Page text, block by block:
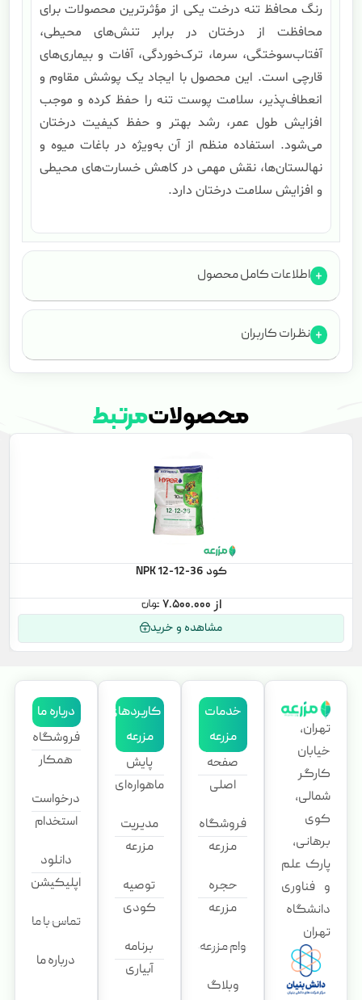
رنگ محافظ تنه درخت یکی از مؤثرترین محصولات برای
محافظت از درختان در برابر تنش‌های محیطی،
آفتاب‌سوختگی، سرما، ترک‌خوردگی، آفات و بیماری‌های
قارچی است. این محصول با ایجاد یک پوشش مقاوم و
انعطاف‌پذیر، سلامت پوست تنه را حفظ کرده و موجب
افزایش طول عمر، رشد بهتر و حفظ کیفیت درختان
می‌شود. استفاده منظم از آن به‌ویژه در باغات میوه و
نهالستان‌ها، نقش مهمی در کاهش خسارت‌های محیطی
و افزایش سلامت درختان دارد.
اطلاعات کامل محصول
نظرات کاربران
محصولاتمرتبط
کود NPK 12-12-36
۷.۵۰۰.۰۰۰
مشاهده و خرید
تهران،
خیابان
کارگر
شمالی،
کوی
برهانی،
پارک علم
و فناوری
دانشگاه
تهران
خدمات
مزرعه
صفحه
اصلی
فروشگاه
مزرعه
حجره
مزرعه
وام مزرعه
وبلاگ
کاربردهای
مزرعه
پایش
ماهواره‌ای
مدیریت
مزرعه
توصیه
کودی
برنامه
آبیاری
درباره ما
فروشگاه
همکار
درخواست
استخدام
دانلود
اپلیکیشن
تماس با ما
درباره ما